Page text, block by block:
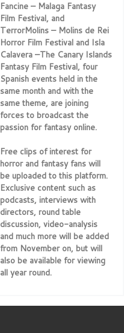
Fancine – Malaga Fantasy
Film Festival, and
TerrorMolins – Molins de Rei
Horror Film Festival and Isla
Calavera –The Canary Islands
Fantasy Film Festival, four
Spanish events held in the
same month and with the
same theme, are joining
forces to broadcast the
passion for fantasy online.
Free clips of interest for
horror and fantasy fans will
be uploaded to this platform.
Exclusive content such as
podcasts, interviews with
directors, round table
discussion, video-analysis
and much more will be added
from November on, but will
also be available for viewing
all year round.